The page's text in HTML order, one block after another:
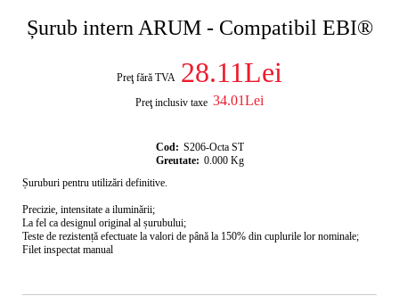
Șurub intern ARUM - Compatibil EBI®
Preţ fără TVA 28.11Lei
Preţ inclusiv taxe 34.01Lei
Cod: S206-Octa ST
Greutate: 0.000 Kg
Șuruburi pentru utilizări definitive.
Precizie, intensitate a iluminării;
La fel ca designul original al șurubului;
Teste de rezistență efectuate la valori de până la 150% din cuplurile lor nominale;
Filet inspectat manual